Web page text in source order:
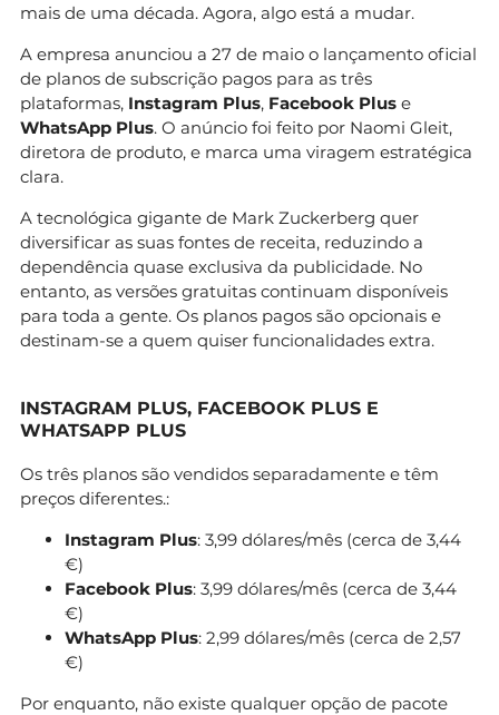
mais de uma década. Agora, algo está a mudar.
A empresa anunciou a 27 de maio o lançamento oficial
de planos de subscrição pagos para as três
plataformas, Instagram Plus, Facebook Plus e
WhatsApp Plus. O anúncio foi feito por Naomi Gleit,
diretora de produto, e marca uma viragem estratégica
clara.
A tecnológica gigante de Mark Zuckerberg quer
diversificar as suas fontes de receita, reduzindo a
dependência quase exclusiva da publicidade. No
entanto, as versões gratuitas continuam disponíveis
para toda a gente. Os planos pagos são opcionais e
destinam-se a quem quiser funcionalidades extra.
INSTAGRAM PLUS, FACEBOOK PLUS E
WHATSAPP PLUS
Os três planos são vendidos separadamente e têm
preços diferentes.:
Instagram Plus: 3,99 dólares/mês (cerca de 3,44
€)
Facebook Plus: 3,99 dólares/mês (cerca de 3,44
€)
WhatsApp Plus: 2,99 dólares/mês (cerca de 2,57
€)
Por enquanto, não existe qualquer opção de pacote